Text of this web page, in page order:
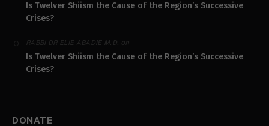
Is Twelver Shiism the Cause of the Region’s Successive
Crises?
RABBI DR ELIE ABADIE M.D. on
Is Twelver Shiism the Cause of the Region’s Successive
Crises?
DONATE